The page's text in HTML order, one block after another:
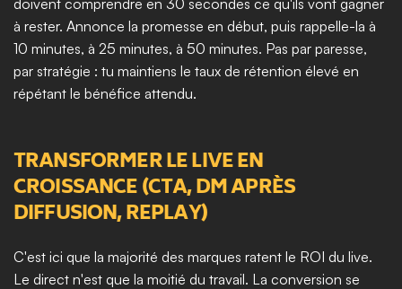
doivent comprendre en 30 secondes ce qu'ils vont gagner
à rester. Annonce la promesse en début, puis rappelle-la à
10 minutes, à 25 minutes, à 50 minutes. Pas par paresse,
par stratégie : tu maintiens le taux de rétention élevé en
répétant le bénéfice attendu.
TRANSFORMER LE LIVE EN
CROISSANCE (CTA, DM APRÈS
DIFFUSION, REPLAY)
C'est ici que la majorité des marques ratent le ROI du live.
Le direct n'est que la moitié du travail. La conversion se